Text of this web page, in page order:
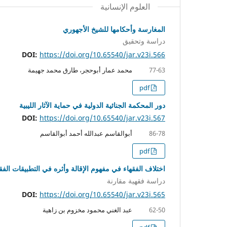
العلوم الإنسانية
المغارسة وأحكامها للشيخ الأجهوري
دراسة وتحقيق
DOI: https://doi.org/10.65540/jar.v23i.566
محمد عمار أبوحجر، طارق محمد جهيمة
77-63
pdf
دور المحكمة الجنائية الدولية في حماية الآثار الليبية
DOI: https://doi.org/10.65540/jar.v23i.567
أبوالقاسم عبدالله أحمد أبوالقاسم
86-78
pdf
اختلاف الفقهاء في مفهوم الإقالة وأثره في التطبيقات
دراسة فقهية مقارنة
DOI: https://doi.org/10.65540/jar.v23i.565
عبد الغني محمود مخزوم بن زاهية
62-50